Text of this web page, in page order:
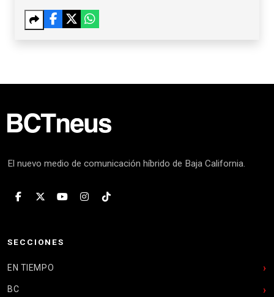
El nuevo medio de comunicación híbrido de Baja California.
SECCIONES
EN TIEMPO
BC